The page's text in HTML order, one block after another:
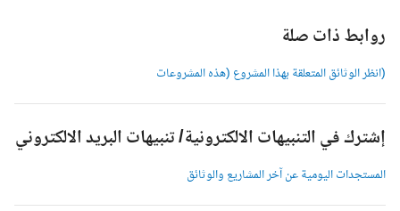
روابط ذات صلة
(انظر الوثائق المتعلقة بهذا المشروع (هذه المشروعات
إشترك في التنبيهات الالكترونية/ تنبيهات البريد الالكتروني
المستجدات اليومية عن آخر المشاريع والوثائق